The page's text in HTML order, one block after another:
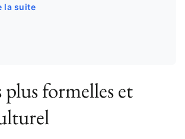
la suite
formelles et